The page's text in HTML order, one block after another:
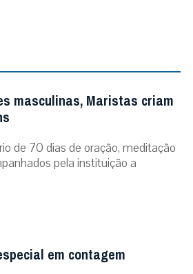
masculinas, Maristas criam
de 70 dias de oração, meditação
pela instituição a
em contagem